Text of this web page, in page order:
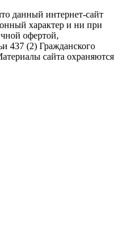
данный интернет-сайт
характер и ни при
офертой,
437 (2) Гражданского
сайта охраняются